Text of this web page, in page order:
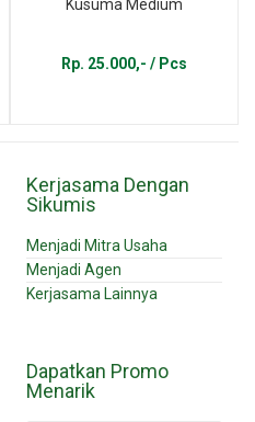
Kusuma Medium
Rp. 25.000,- / Pcs
Kerjasama Dengan
Sikumis
Menjadi Mitra Usaha
Menjadi Agen
Kerjasama Lainnya
Dapatkan Promo
Menarik